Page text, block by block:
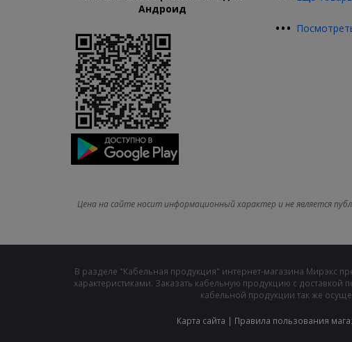
Андроид
•••
Цена на сайте носит информационный характер и не является
В разделе "Кабельная продукция" интернет-магазина Мирэкс
характеристиками. Заказать кабельную продукцию с
кабельной продукции так же
Карта сайта | Правила пользования